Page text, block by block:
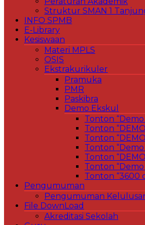
Struktur SMAN 1
INFO SPMB
E-Library
Kesiswaan
Materi MPLS
OSIS
Ekstrakurikuler
Pramuka
PMR
Paskibra
Demo Ekskul
Tonton
Tonton
Tonton
Tonton
Tonton
Tonton
Tonton “3600
Pengumuman
Pengumuman
File DownLoad
Akreditasi Sekolah